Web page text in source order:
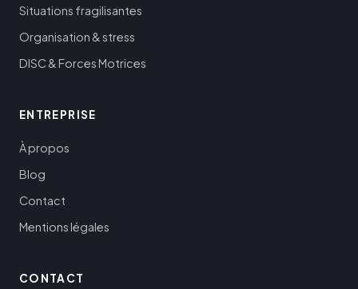
Situations fragilisantes
Organisation & stress
DISC & Forces Motrices
ENTREPRISE
À propos
Blog
Contact
Mentions légales
CONTACT